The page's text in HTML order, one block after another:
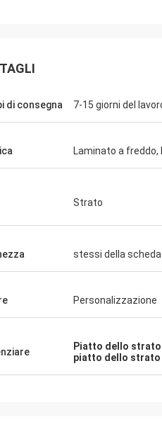
sagarn
di consegna 7-15 giorni del
Laminato a freddo,
Strato
stessi della scheda
Personalizzazione
Piatto dello
piatto dello strato